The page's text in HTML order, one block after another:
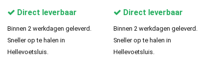
Direct leverbaar
Binnen 2 werkdagen geleverd.
Sneller op te halen in
Hellevoetsluis.
Direct leverbaar
Binnen 2 werkdagen geleverd.
Sneller op te halen in
Hellevoetsluis.